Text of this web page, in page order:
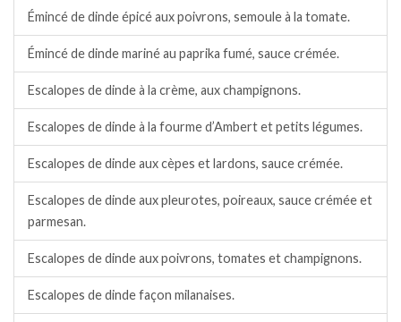
Émincé de dinde épicé aux poivrons, semoule à la tomate.
Émincé de dinde mariné au paprika fumé, sauce crémée.
Escalopes de dinde à la crème, aux champignons.
Escalopes de dinde à la fourme d’Ambert et petits légumes.
Escalopes de dinde aux cèpes et lardons, sauce crémée.
Escalopes de dinde aux pleurotes, poireaux, sauce crémée et
parmesan.
Escalopes de dinde aux poivrons, tomates et champignons.
Escalopes de dinde façon milanaises.